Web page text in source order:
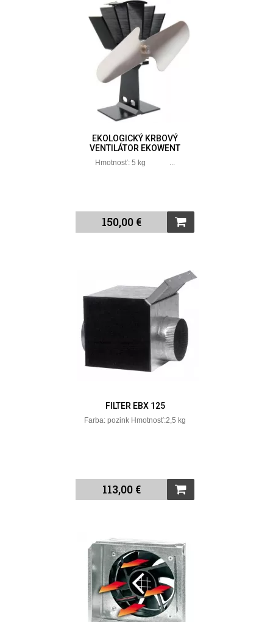
EKOLOGICKÝ KRBOVÝ
VENTILÁTOR EKOWENT
Hmotnosť: 5 kg ...
150,00 €
FILTER EBX 125
Farba: pozink Hmotnosť:2,5 kg
113,00 €